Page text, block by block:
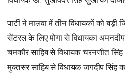
पार्टी ने मालवा में तीन विधायकों को बड़ी
सेंटरल के लिए मोगा से विधायका
चमकौर साहिब से विधायक चरनजीत
मुक्तसर साहिब से विधायक जगदीप सिंह